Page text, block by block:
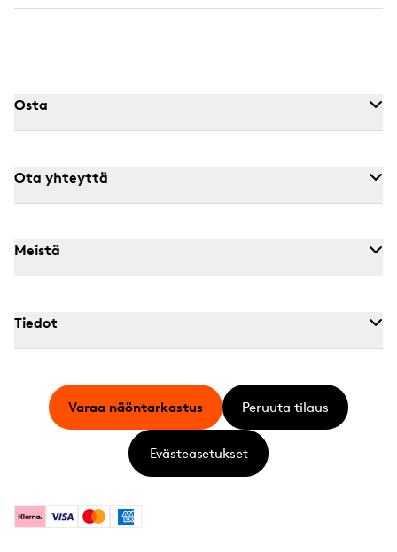
Osta
Ota yhteyttä
Meistä
Tiedot
KlarnaVisa MastercardAmerican Express
Varaa näöntarkastus Peruuta tilaus
Evästeasetukset